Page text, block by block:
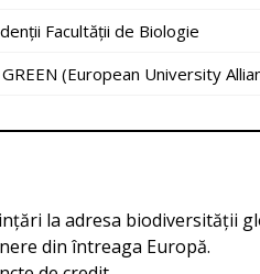
Facultății de Biologie
GREEN (European University
la adresa biodiversității
din întreaga Europă.